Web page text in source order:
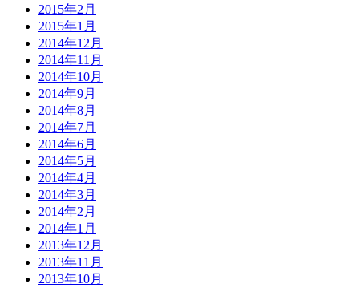
2015年2月
2015年1月
2014年12月
2014年11月
2014年10月
2014年9月
2014年8月
2014年7月
2014年6月
2014年5月
2014年4月
2014年3月
2014年2月
2014年1月
2013年12月
2013年11月
2013年10月